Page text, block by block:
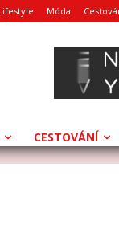
Móda
CESTOVÁNÍ